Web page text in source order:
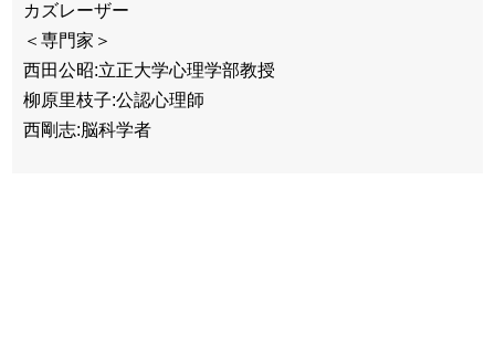
カズレーザー
＜専門家＞
西田公昭:立正大学心理学部教授
柳原里枝子:公認心理師
西剛志:脳科学者